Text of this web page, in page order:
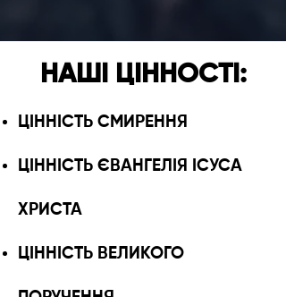
НАШI ЦIННОСТI:
ЦІННІСТЬ СМИРЕННЯ
ЦІННІСТЬ ЄВАНГЕЛІЯ ІСУСА
ХРИСТА
ЦІННІСТЬ ВЕЛИКОГО